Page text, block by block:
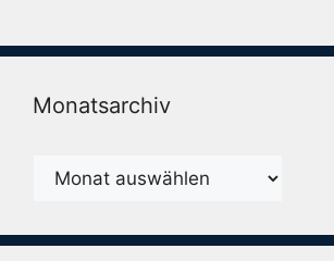
Monatsarchiv
Monatsarchiv